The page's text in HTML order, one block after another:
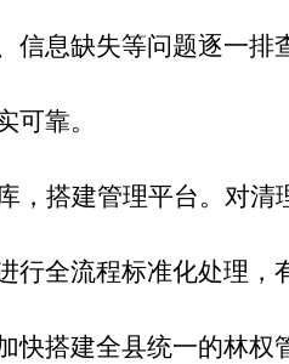
信息缺失等问题逐一排
可靠。
，搭建管理平台。 对清
行全流程标准化处理，
快搭建全县统一的林权